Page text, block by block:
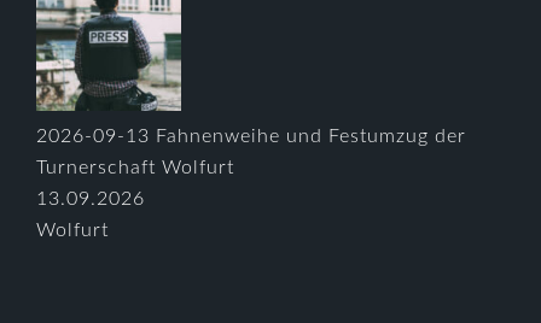
2026-09-13 Fahnenweihe und Festumzug der
Turnerschaft Wolfurt
13.09.2026
Wolfurt